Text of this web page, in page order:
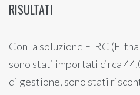
RISULTATI
Con la soluzione E-RC (E-
sono stati importati circa
di gestione, sono stati